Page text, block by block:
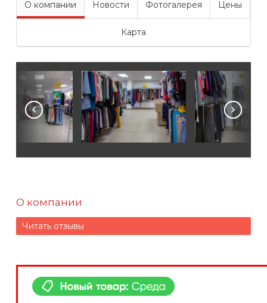
О компании Новости Фотогалерея Цены
Карта
О компании
Читать отзывы